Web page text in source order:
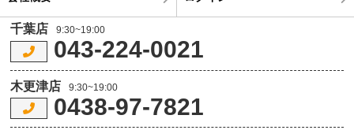
千葉店 9:30~19:00
043-224-0021
木更津店 9:30~19:00
0438-97-7821